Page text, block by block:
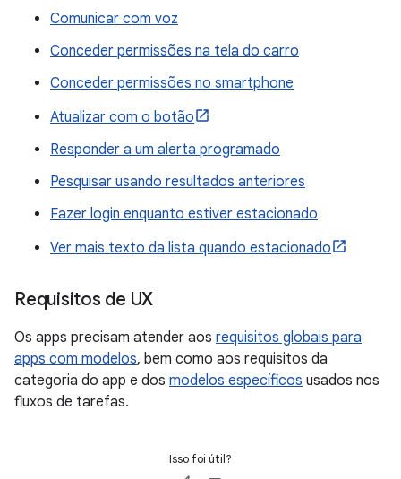
Comunicar com voz
Conceder permissões na tela do carro
Conceder permissões no smartphone
Atualizar com o botão
Responder a um alerta programado
Pesquisar usando resultados anteriores
Fazer login enquanto estiver estacionado
Ver mais texto da lista quando estacionado
Requisitos de UX
Os apps precisam atender aos requisitos globais para
apps com modelos, bem como aos requisitos da
categoria do app e dos modelos específicos usados nos
fluxos de tarefas.
Isso foi útil?